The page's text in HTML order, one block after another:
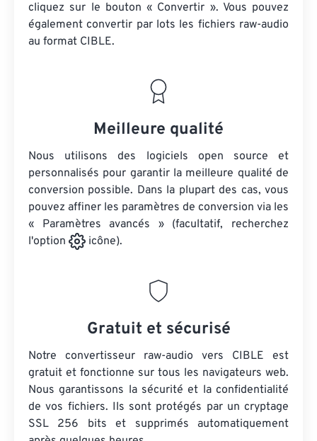
cliquez sur le bouton « Convertir ». Vous pouvez
également convertir par lots les fichiers raw-audio
au format CIBLE.
Meilleure qualité
Nous utilisons des logiciels open source et
personnalisés pour garantir la meilleure qualité de
conversion possible. Dans la plupart des cas, vous
pouvez affiner les paramètres de conversion via les
« Paramètres avancés » (facultatif, recherchez
l'option
icône).
Gratuit et sécurisé
Notre convertisseur raw-audio vers CIBLE est
gratuit et fonctionne sur tous les navigateurs web.
Nous garantissons la sécurité et la confidentialité
de vos fichiers. Ils sont protégés par un cryptage
SSL 256 bits et supprimés automatiquement